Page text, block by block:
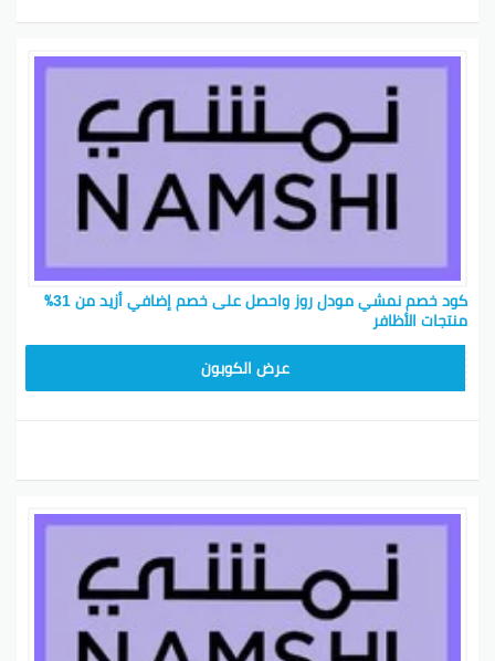
كود خصم نمشي مودل روز واحصل على خصم إضافي أزيد من 31٪
منتجات الأظافر
عرض الكوبون